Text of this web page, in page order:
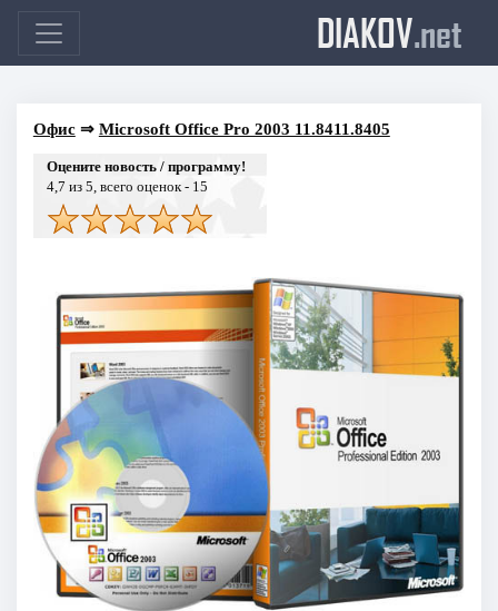
DIAKOV.net
Офис⇒ Microsoft Office Pro 2003 11.8411.8405
Оцените новость / программу!
4,7 из 5, всего оценок - 15